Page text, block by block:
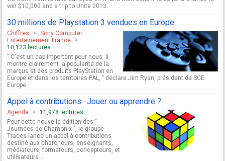
win $10,000 and a trip to Unite 2013.
30 millions de Playstation 3 vendues en Europe
Chiffres
Sony Computer
Entertainement France
10,123 lectures
" C'est un cap important pour nous. Il
montre clairement la popularité de la
marque et des produits PlayStation en
Europe et dans les territoires PAL, " déclare Jim Ryan, président de SCE
Europe.
Appel à contributions : Jouer ou apprendre ?
Agenda
11,978 lectures
Pour cette nouvelle édition des "
Journées de Chamonix ", le groupe
Traces lance un appel à contributions
destiné aux chercheurs, enseignants,
médiateurs, formateurs, concepteurs, et
utilisateurs ...